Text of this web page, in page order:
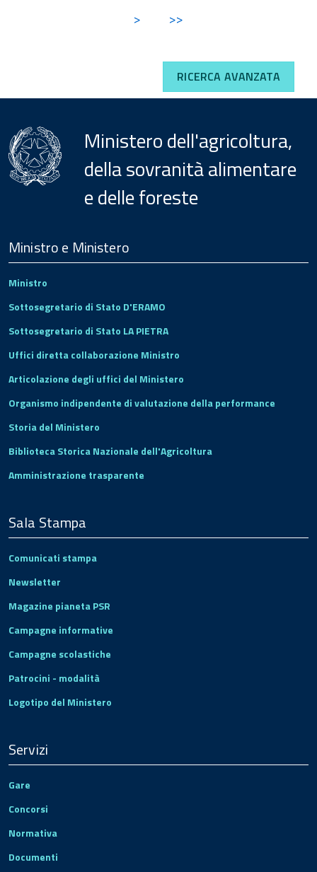
> >>
RICERCA AVANZATA
Ministero dell'agricoltura,
della sovranità alimentare
e delle foreste
Footer
Ministro e Ministero
Ministro
Sottosegretario di Stato D'ERAMO
Sottosegretario di Stato LA PIETRA
Uffici diretta collaborazione Ministro
Articolazione degli uffici del Ministero
Organismo indipendente di valutazione della performance
Storia del Ministero
Biblioteca Storica Nazionale dell'Agricoltura
Amministrazione trasparente
Sala Stampa
Comunicati stampa
Newsletter
Magazine pianeta PSR
Campagne informative
Campagne scolastiche
Patrocini - modalità
Logotipo del Ministero
Servizi
Gare
Concorsi
Normativa
Documenti